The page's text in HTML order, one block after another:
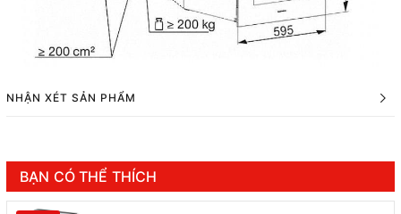
NHẬN XÉT SẢN PHẨM
BẠN CÓ THỂ THÍCH